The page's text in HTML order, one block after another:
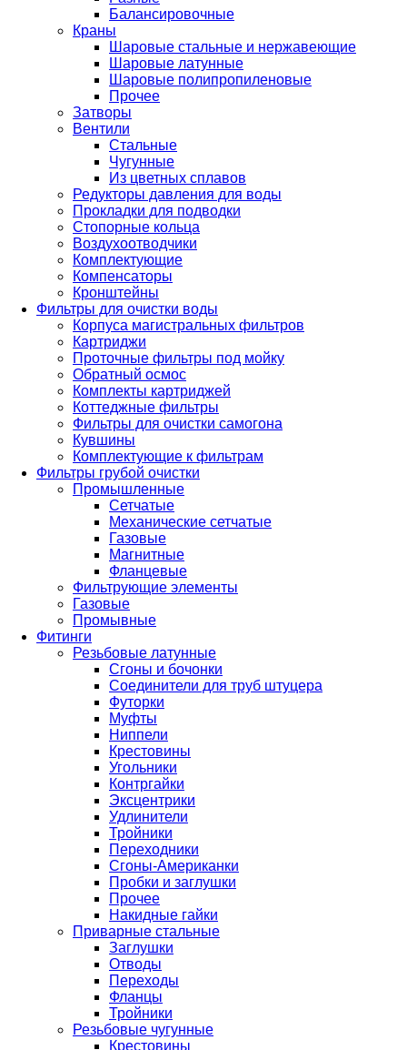
Балансировочные
Краны
Шаровые стальные и нержавеющие
Шаровые латунные
Шаровые полипропиленовые
Прочее
Затворы
Вентили
Стальные
Чугунные
Из цветных сплавов
Редукторы давления для воды
Прокладки для подводки
Стопорные кольца
Воздухоотводчики
Комплектующие
Компенсаторы
Кронштейны
Фильтры для очистки воды
Корпуса магистральных фильтров
Картриджи
Проточные фильтры под мойку
Обратный осмос
Комплекты картриджей
Коттеджные фильтры
Фильтры для очистки самогона
Кувшины
Комплектующие к фильтрам
Фильтры грубой очистки
Промышленные
Сетчатые
Механические сетчатые
Газовые
Магнитные
Фланцевые
Фильтрующие элементы
Газовые
Промывные
Фитинги
Резьбовые латунные
Сгоны и бочонки
Соединители для труб штуцера
Футорки
Муфты
Ниппели
Крестовины
Угольники
Контргайки
Эксцентрики
Удлинители
Тройники
Переходники
Сгоны-Американки
Пробки и заглушки
Прочее
Накидные гайки
Приварные стальные
Заглушки
Отводы
Переходы
Фланцы
Тройники
Резьбовые чугунные
Крестовины